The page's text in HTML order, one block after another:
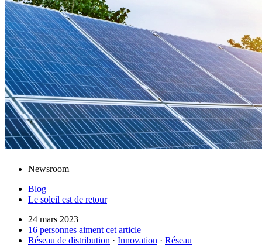
Newsroom
Blog
Le soleil est de retour
24 mars 2023
16 personnes aiment cet article
Réseau de distribution · Innovation · Réseau